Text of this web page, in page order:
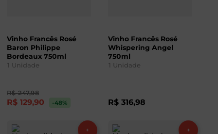
Vinho Francês Rosé
Baron Philippe
Bordeaux 750ml
1 Unidade
R$ 247,98
R$ 129,90 -48%
Vinho Francês Rosé
Whispering Angel
750ml
1 Unidade
R$ 316,98